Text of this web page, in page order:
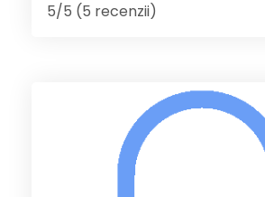
5/5 (5 recenzii)